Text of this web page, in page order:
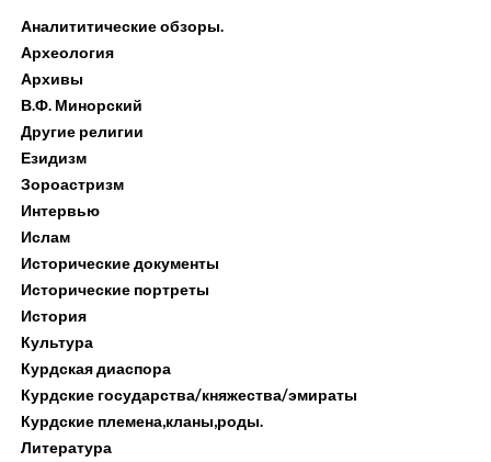
Аналититические обзоры.
Археология
Архивы
В.Ф. Минорский
Другие религии
Езидизм
Зороастризм
Интервью
Ислам
Исторические документы
Исторические портреты
История
Культура
Курдская диаспора
Курдские государства/княжества/эмираты
Курдские племена,кланы,роды.
Литература